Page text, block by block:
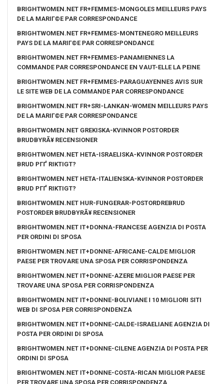
BRIGHTWOMEN.NET FR+FEMMES-MONGOLES MEILLEURS PAYS
DE LA MARIГ©E PAR CORRESPONDANCE
BRIGHTWOMEN.NET FR+FEMMES-MONTENEGRO MEILLEURS
PAYS DE LA MARIГ©E PAR CORRESPONDANCE
BRIGHTWOMEN.NET FR+FEMMES-PANAMIENNES LA
COMMANDE PAR CORRESPONDANCE EN VAUT-ELLE LA PEINE
BRIGHTWOMEN.NET FR+FEMMES-PARAGUAYENNES AVIS SUR
LE SITE WEB DE LA COMMANDE PAR CORRESPONDANCE
BRIGHTWOMEN.NET FR+SRI-LANKAN-WOMEN MEILLEURS PAYS
DE LA MARIГ©E PAR CORRESPONDANCE
BRIGHTWOMEN.NET GREKISKA-KVINNOR POSTORDER
BRUDBYRÃ¥ RECENSIONER
BRIGHTWOMEN.NET HETA-ISRAELISKA-KVINNOR POSTORDER
BRUD PГҐ RIKTIGT?
BRIGHTWOMEN.NET HETA-ITALIENSKA-KVINNOR POSTORDER
BRUD PГҐ RIKTIGT?
BRIGHTWOMEN.NET HUR-FUNGERAR-POSTORDREBRUD
POSTORDER BRUDBYRÃ¥ RECENSIONER
BRIGHTWOMEN.NET IT+DONNA-FRANCESE AGENZIA DI POSTA
PER ORDINI DI SPOSA
BRIGHTWOMEN.NET IT+DONNE-AFRICANE-CALDE MIGLIOR
PAESE PER TROVARE UNA SPOSA PER CORRISPONDENZA
BRIGHTWOMEN.NET IT+DONNE-AZERE MIGLIOR PAESE PER
TROVARE UNA SPOSA PER CORRISPONDENZA
BRIGHTWOMEN.NET IT+DONNE-BOLIVIANE I 10 MIGLIORI SITI
WEB DI SPOSA PER CORRISPONDENZA
BRIGHTWOMEN.NET IT+DONNE-CALDE-ISRAELIANE AGENZIA DI
POSTA PER ORDINI DI SPOSA
BRIGHTWOMEN.NET IT+DONNE-CILENE AGENZIA DI POSTA PER
ORDINI DI SPOSA
BRIGHTWOMEN.NET IT+DONNE-COSTA-RICAN MIGLIOR PAESE
PER TROVARE UNA SPOSA PER CORRISPONDENZA